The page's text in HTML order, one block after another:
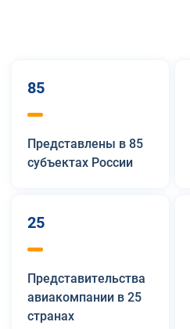
85
Представлены в 85
субъектах России
25
Представительства
авиакомпании в 25
странах